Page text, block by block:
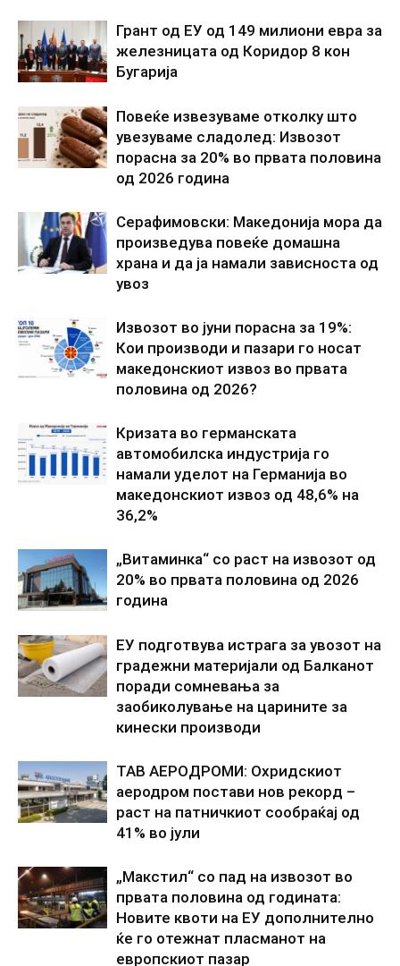
Грант од ЕУ од 149 милиони евра за
железницата од Коридор 8 кон
Бугарија
Повеќе извезуваме отколку што
увезуваме сладолед: Извозот
порасна за 20% во првата половина
од 2026 година
Серафимовски: Македонија мора да
произведува повеќе домашна
храна и да ја намали зависноста од
увоз
Извозот во јуни порасна за 19%:
Кои производи и пазари го носат
македонскиот извоз во првата
половина од 2026?
Кризата во германската
автомобилска индустрија го
намали уделот на Германија во
македонскиот извоз од 48,6% на
36,2%
„Витаминка“ со раст на извозот од
20% во првата половина од 2026
година
ЕУ подготвува истрага за увозот на
градежни материјали од Балканот
поради сомневања за
заобиколување на царините за
кинески производи
ТАВ АЕРОДРОМИ: Охридскиот
аеродром постави нов рекорд –
раст на патничкиот сообраќај од
41% во јули
„Макстил“ со пад на извозот во
првата половина од годината:
Новите квоти на ЕУ дополнително
ќе го отежнат пласманот на
европскиот пазар